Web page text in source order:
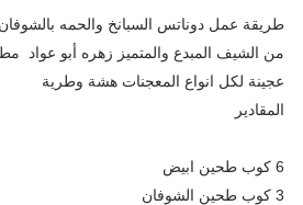
طريقة عمل دوناتس السبانخ والحمه
من الشيف المبدع والمتميز زهره أبو عواد
عجينة لكل انواع المعجنات هشة وطرية
المقادير
6 كوب طحين ابيض
3 كوب طحين الشوفان